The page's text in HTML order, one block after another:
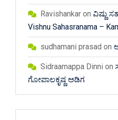
Ravishankaron ವಿಷ್ಣು
Vishnu Sahasranama –
sudhamani prasad on
Sidraamappa Dinni on
ಗೋಪಾಲಕೃಷ್ಣ ಅಡಿಗ